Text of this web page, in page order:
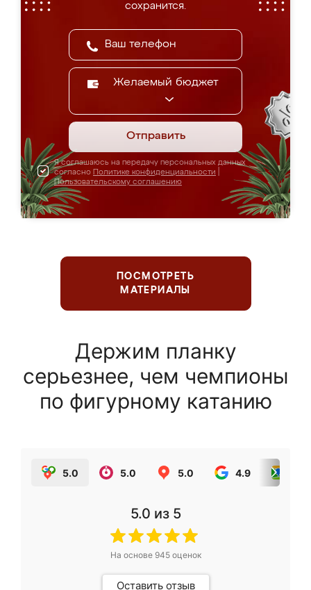
сохранится.
Желаемый бюджет
Отправить
Я соглашаюсь на передачу персональных данных
согласно Политике конфиденциальности
Пользовательскому соглашению
ПОСМОТРЕТЬ
МАТЕРИАЛЫ
Держим планку
серьезнее, чем чемпионы
по фигурному катанию
5.0 5.0 5.0 4.9
5.0 из 5
На основе 945оценок
Оставить отзыв